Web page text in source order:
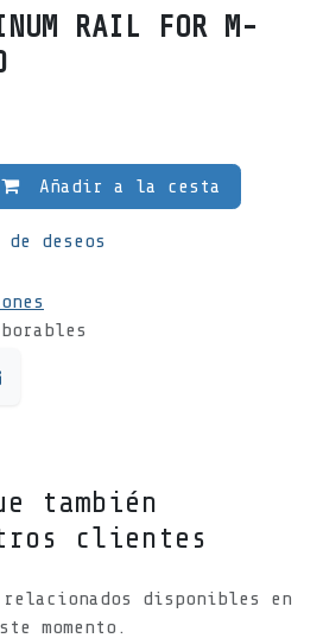
RAIL FOR M-
Añadir a la cesta
deseos
también
clientes
relacionados disponibles en
momento.